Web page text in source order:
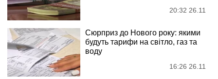
20:32 26.11
Сюрприз до Нового року: якими
будуть тарифи на світло, газ та
воду
16:26 26.11